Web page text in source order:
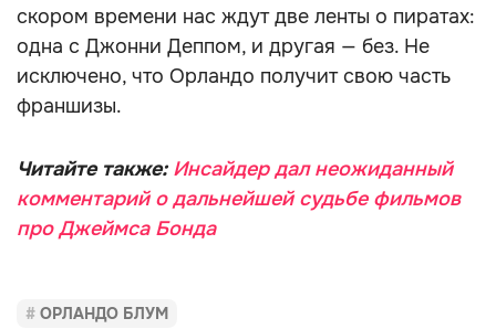
скором времени нас ждут две ленты о пиратах:
одна с Джонни Деппом, и другая — без. Не
исключено, что Орландо получит свою часть
франшизы.
Читайте также: Инсайдер дал неожиданный
комментарий о дальнейшей судьбе фильмов
про Джеймса Бонда
ОРЛАНДО БЛУМ